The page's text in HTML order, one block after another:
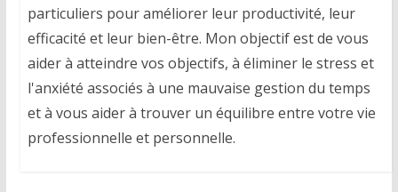
particuliers pour améliorer leur productivité, leur
efficacité et leur bien-être. Mon objectif est de vous
aider à atteindre vos objectifs, à éliminer le stress et
l'anxiété associés à une mauvaise gestion du temps
et à vous aider à trouver un équilibre entre votre vie
professionnelle et personnelle.